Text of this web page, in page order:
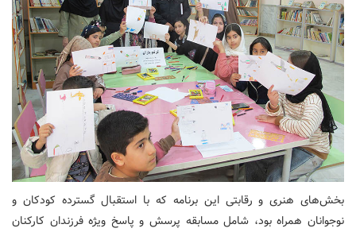
بخش‌های هنری و رقابتی این برنامه که با استقبال گسترده کودکان و
نوجوانان همراه بود، شامل مسابقه پرسش و پاسخ ویژه فرزندان کارکنان